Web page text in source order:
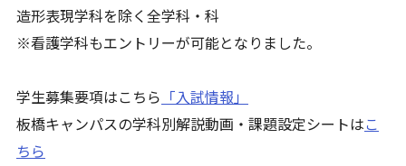
造形表現学科を除く全学科・科
※看護学科もエントリーが可能となりました。
学生募集要項はこちら 「入試情報」
板橋キャンパスの学科別解説動画・課題設定シートはこ
ちら